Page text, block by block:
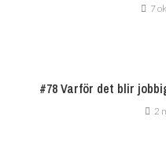
7
#78 Varför det blir
2